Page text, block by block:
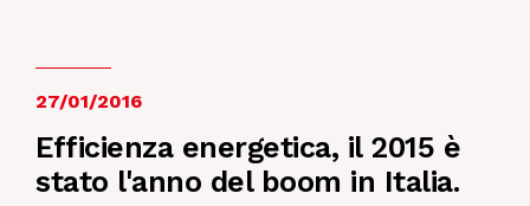
IN JOB
27/01/2016
Efficienza energetica, il 2015 è
stato l'anno del boom in Italia.